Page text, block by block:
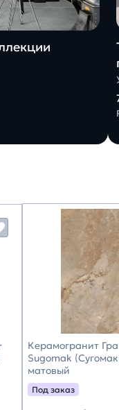
Керамогранит
Sugomak
матовый
Под заказ